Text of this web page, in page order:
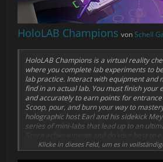
HoloLAB Champions vonSchell
HoloLAB Championsis a virtual reality
where you complete lab experiments to
lab practice. Interact with equipment and
find in an actual lab. You must finish your
and accurately to earn points for
Scoop, pour, and burn your way to
holographic host Earl and his sidekick
series of mini-labs that lead up to an
Score achievements and do your best to
trophy in this amazing Labstravaganza.
Klicke in dieses Feld, um es in